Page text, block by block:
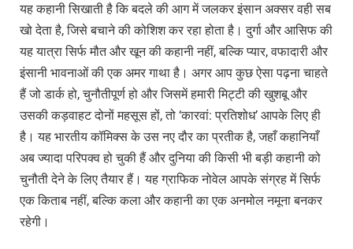
यह कहानी सिखाती है कि बदले की आग में जलकर इंसान अक्सर वही सब
खो देता है, जिसे बचाने की कोशिश कर रहा होता है। दुर्गा और आसिफ की
यह यात्रा सिर्फ मौत और खून की कहानी नहीं, बल्कि प्यार, वफादारी और
इंसानी भावनाओं की एक अमर गाथा है। अगर आप कुछ ऐसा पढ़ना चाहते
हैं जो डार्क हो, चुनौतीपूर्ण हो और जिसमें हमारी मिट्टी की खुशबू और
उसकी कड़वाहट दोनों महसूस हों, तो ‘कारवां: प्रतिशोध’ आपके लिए ही
है। यह भारतीय कॉमिक्स के उस नए दौर का प्रतीक है, जहाँ कहानियाँ
अब ज्यादा परिपक्व हो चुकी हैं और दुनिया की किसी भी बड़ी कहानी को
चुनौती देने के लिए तैयार हैं। यह ग्राफिक नोवेल आपके संग्रह में सिर्फ
एक किताब नहीं, बल्कि कला और कहानी का एक अनमोल नमूना बनकर
रहेगी।